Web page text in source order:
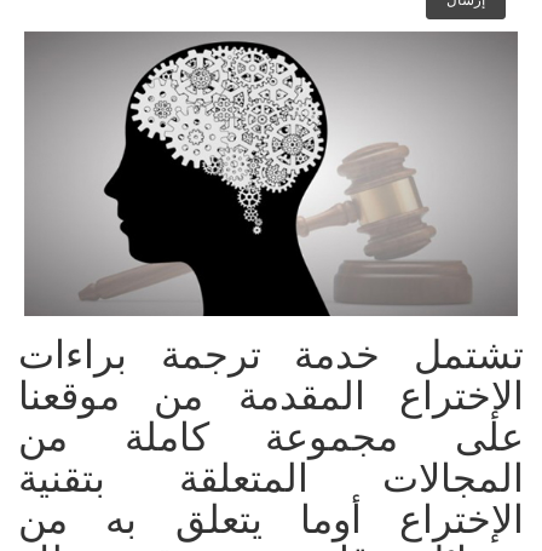
تشتمل خدمة ترجمة براءات
الإختراع المقدمة من موقعنا
على مجموعة كاملة من
المجالات المتعلقة بتقنية
الإختراع أوما يتعلق به من